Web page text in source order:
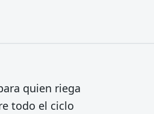
quien riega
todo el ciclo